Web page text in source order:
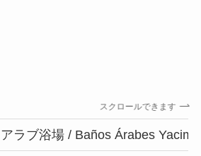
スクロールできます
アラブ浴場 / Baños Árabes